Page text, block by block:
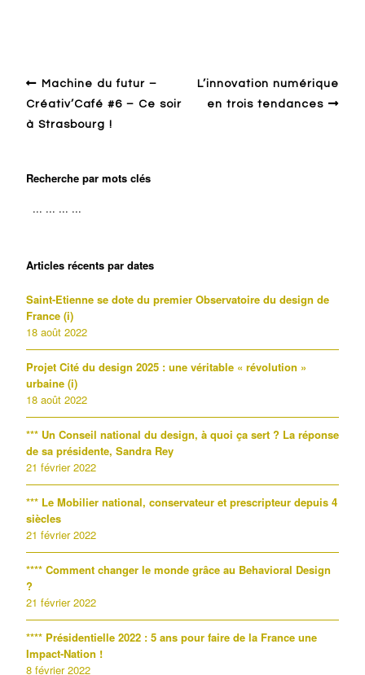
Machine du futur –
Créativ’Café #6 – Ce soir
à Strasbourg !
L’innovation numérique
en trois tendances
Recherche par mots clés
Articles récents par dates
Saint-Etienne se dote du premier Observatoire du design de
France (i)
18 août 2022
Projet Cité du design 2025 : une véritable « révolution »
urbaine (i)
18 août 2022
*** Un Conseil national du design, à quoi ça sert ? La réponse
de sa présidente, Sandra Rey
21 février 2022
*** Le Mobilier national, conservateur et prescripteur depuis 4
siècles
21 février 2022
**** Comment changer le monde grâce au Behavioral Design
?
21 février 2022
**** Présidentielle 2022 : 5 ans pour faire de la France une
Impact-Nation !
8 février 2022